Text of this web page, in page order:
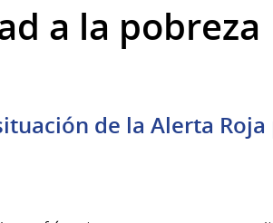
a la pobreza
de la Alerta Roja